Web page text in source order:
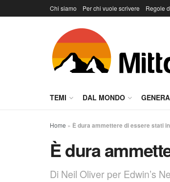
Chi siamo Per chi vuole scrivere Regole
TEMI DAL MONDO
Home » È dura ammettere di essere stati
È dura
Di Neil Oliver per Edwin’s